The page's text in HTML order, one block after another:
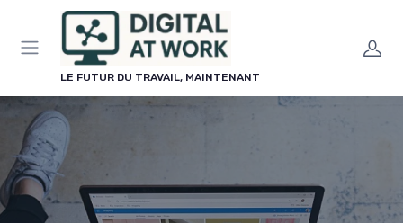
LE FUTUR DU TRAVAIL, MAINTENANT
Panneau de gestion des cookies